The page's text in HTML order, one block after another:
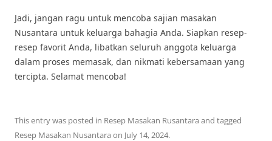
Jadi, jangan ragu untuk mencoba sajian masakan
Nusantara untuk keluarga bahagia Anda. Siapkan resep-
resep favorit Anda, libatkan seluruh anggota keluarga
dalam proses memasak, dan nikmati kebersamaan yang
tercipta. Selamat mencoba!
This entry was posted in Resep Masakan Rusantara and tagged
Resep Masakan Nusantara on July 14, 2024.